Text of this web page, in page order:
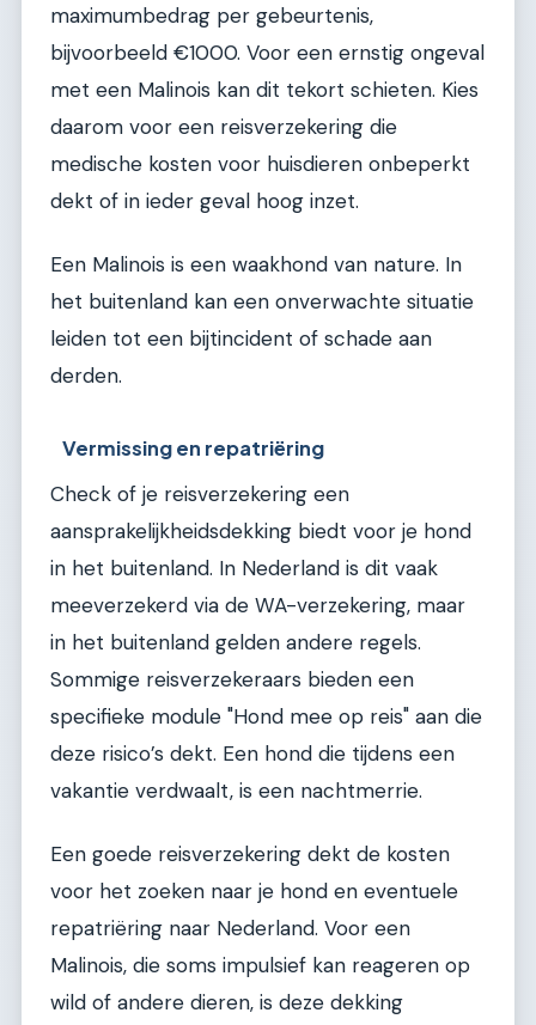
maximumbedrag per gebeurtenis,
bijvoorbeeld €1000. Voor een ernstig ongeval
met een Malinois kan dit tekort schieten. Kies
daarom voor een reisverzekering die
medische kosten voor huisdieren onbeperkt
dekt of in ieder geval hoog inzet.
Een Malinois is een waakhond van nature. In
het buitenland kan een onverwachte situatie
leiden tot een bijtincident of schade aan
derden.
Vermissing en repatriëring
Check of je reisverzekering een
aansprakelijkheidsdekking biedt voor je hond
in het buitenland. In Nederland is dit vaak
meeverzekerd via de WA-verzekering, maar
in het buitenland gelden andere regels.
Sommige reisverzekeraars bieden een
specifieke module "Hond mee op reis" aan die
deze risico’s dekt. Een hond die tijdens een
vakantie verdwaalt, is een nachtmerrie.
Een goede reisverzekering dekt de kosten
voor het zoeken naar je hond en eventuele
repatriëring naar Nederland. Voor een
Malinois, die soms impulsief kan reageren op
wild of andere dieren, is deze dekking